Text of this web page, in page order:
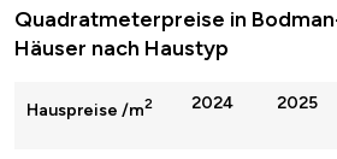
Quadratmeterpreise in
Häuser nach Haustyp
Hauspreise /m2 2024 2025